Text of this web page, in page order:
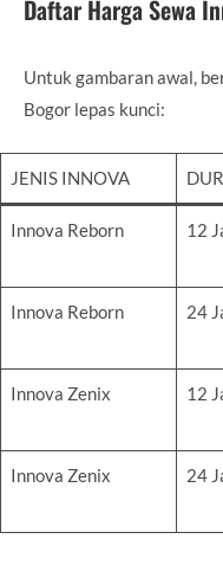
Daftar Harga Sewa
Untuk gambaran awal,
Bogor lepas kunci:
JENIS INNOVA
Innova Reborn 12
Innova Reborn 24
Innova Zenix 12
Innova Zenix 24